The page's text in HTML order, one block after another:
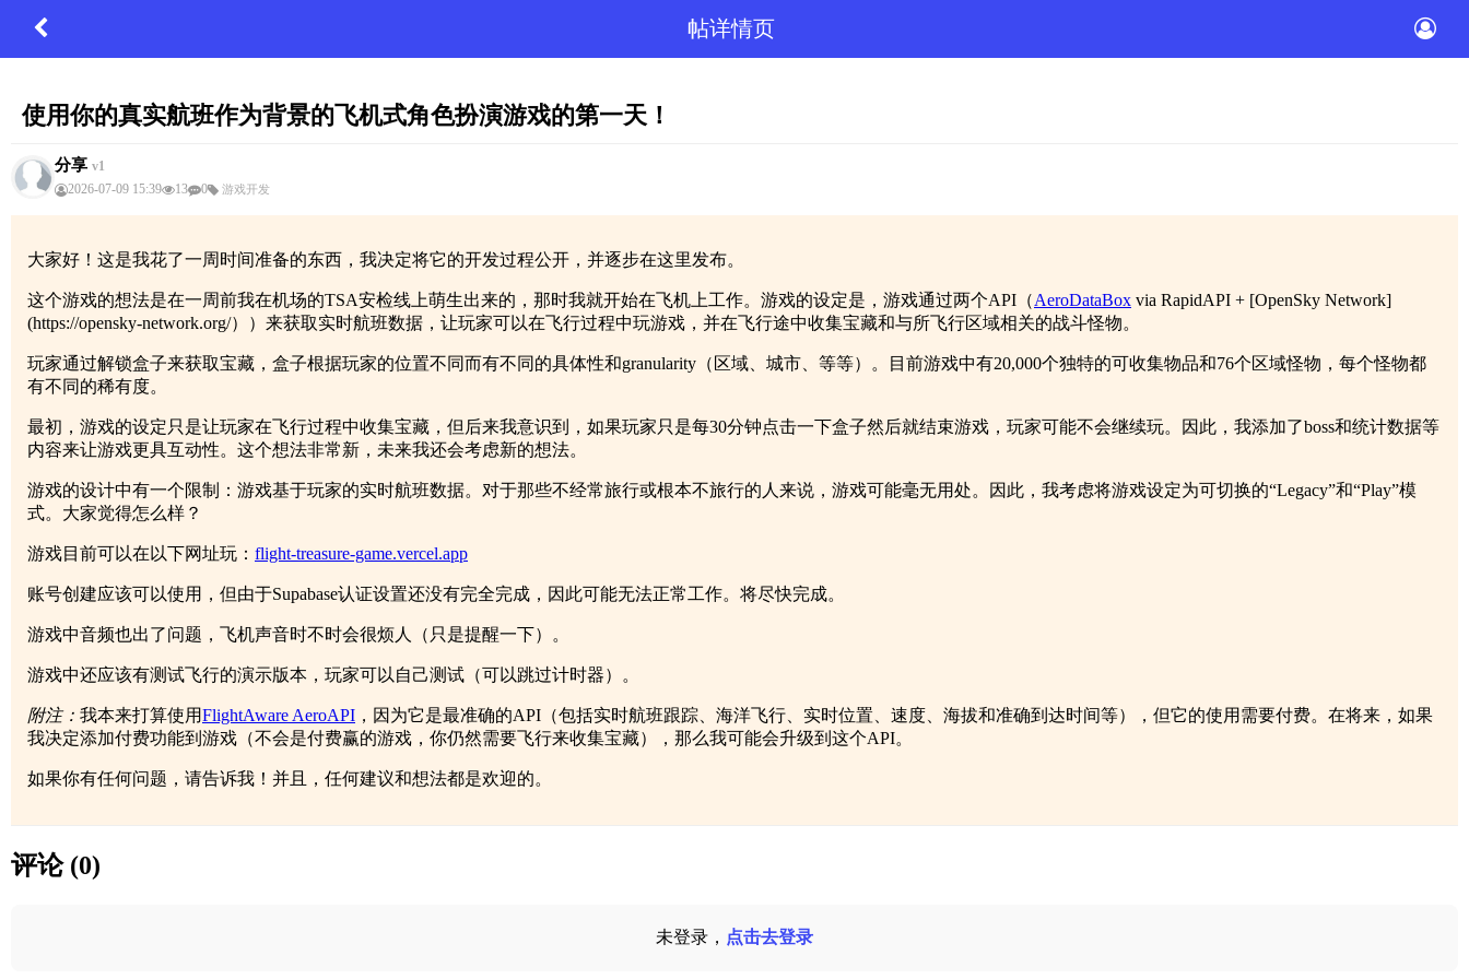
帖详情页
使用你的真实航班作为背景的飞机式角色扮演游戏的第一天！
分享 v1
2026-07-09 15:39
13 0 游戏开发
大家好！这是我花了一周时间准备的东西，我决定将它的开发过程公开，并逐步在这里发布。
这个游戏的想法是在一周前我在机场的TSA安检线上萌生出来的，那时我就开始在飞机上工作。游戏的设定是，游戏通过两个API（AeroDataBox via RapidAPI + [OpenSky Network]
(https://opensky-network.org/））来获取实时航班数据，让玩家可以在飞行过程中玩游戏，并在飞行途中收集宝藏和与所飞行区域相关的战斗怪物。
玩家通过解锁盒子来获取宝藏，盒子根据玩家的位置不同而有不同的具体性和granularity（区域、城市、等等）。目前游戏中有20,000个独特的可收集物品和76个区域怪物，每个怪物都
有不同的稀有度。
最初，游戏的设定只是让玩家在飞行过程中收集宝藏，但后来我意识到，如果玩家只是每30分钟点击一下盒子然后就结束游戏，玩家可能不会继续玩。因此，我添加了boss和统计数据等
内容来让游戏更具互动性。这个想法非常新，未来我还会考虑新的想法。
游戏的设计中有一个限制：游戏基于玩家的实时航班数据。对于那些不经常旅行或根本不旅行的人来说，游戏可能毫无用处。因此，我考虑将游戏设定为可切换的“Legacy”和“Play”模
式。大家觉得怎么样？
游戏目前可以在以下网址玩： flight-treasure-game.vercel.app
账号创建应该可以使用，但由于Supabase认证设置还没有完全完成，因此可能无法正常工作。将尽快完成。
游戏中音频也出了问题，飞机声音时不时会很烦人（只是提醒一下）。
游戏中还应该有测试飞行的演示版本，玩家可以自己测试（可以跳过计时器）。
附注： 我本来打算使用FlightAware AeroAPI ，因为它是最准确的API（包括实时航班跟踪、海洋飞行、实时位置、速度、海拔和准确到达时间等），但它的使用需要付费。在将来，如果
我决定添加付费功能到游戏（不会是付费赢的游戏，你仍然需要飞行来收集宝藏），那么我可能会升级到这个API。
如果你有任何问题，请告诉我！并且，任何建议和想法都是欢迎的。
评论 (0)
未登录， 点击去登录